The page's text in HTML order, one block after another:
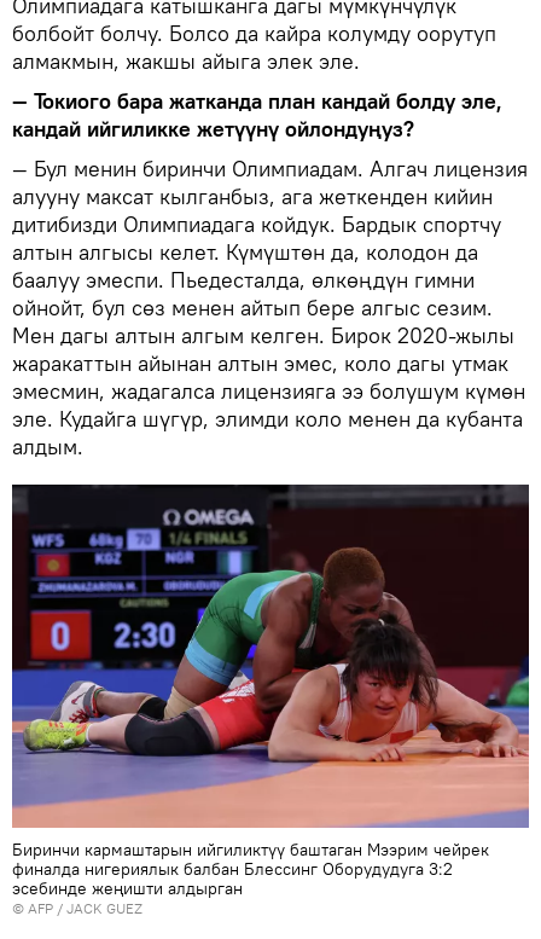
болбойт болчу. Болсо да кайра колумду оорутуп
алмакмын, жакшы айыга элек эле.
— Токиого бара жатканда план кандай болду эле,
кандай ийгиликке жетүүнү ойлондуңуз?
— Бул менин биринчи Олимпиадам. Алгач лицензия
алууну максат кылганбыз, ага жеткенден кийин
дитибизди Олимпиадага койдук. Бардык спортчу
алтын алгысы келет. Күмүштөн да, колодон да
баалуу эмеспи. Пьедесталда, өлкөңдүн гимни
ойнойт, бул сөз менен айтып бере алгыс сезим.
Мен дагы алтын алгым келген. Бирок 2020-жылы
жаракаттын айынан алтын эмес, коло дагы утмак
эмесмин, жадагалса лицензияга ээ болушум күмөн
эле. Кудайга шүгүр, элимди коло менен да кубанта
алдым.
Биринчи кармаштарын ийгиликтүү баштаган Мээрим чейрек
финалда нигериялык балбан Блессинг Оборудудуга 3:2
эсебинде жеңишти алдырган
© AFP / JACK GUEZ